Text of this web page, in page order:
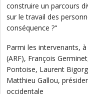
construire un parcours
sur le travail des
conséquence ?"
Parmi les intervenants,
(ARF), François
Pontoise, Laurent
Matthieu Gallou,
occidentale